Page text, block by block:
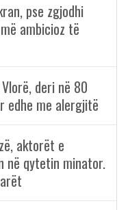
pse zgjodhi
ambicioz të
deri në 80
edhe me alergjitë
aktorët e
në qytetin minator.